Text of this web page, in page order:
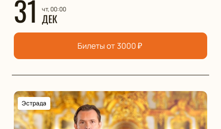
31 чт, 00:00
ДЕК
Билеты от 3000₽
Эстрада